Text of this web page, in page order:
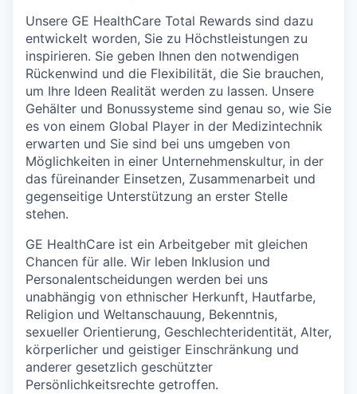
Unsere GE HealthCare Total Rewards sind dazu
entwickelt worden, Sie zu Höchstleistungen zu
inspirieren. Sie geben Ihnen den notwendigen
Rückenwind und die Flexibilität, die Sie brauchen,
um Ihre Ideen Realität werden zu lassen. Unsere
Gehälter und Bonussysteme sind genau so, wie Sie
es von einem Global Player in der Medizintechnik
erwarten und Sie sind bei uns umgeben von
Möglichkeiten in einer Unternehmenskultur, in der
das füreinander Einsetzen, Zusammenarbeit und
gegenseitige Unterstützung an erster Stelle
stehen.
GE HealthCare ist ein Arbeitgeber mit gleichen
Chancen für alle. Wir leben Inklusion und
Personalentscheidungen werden bei uns
unabhängig von ethnischer Herkunft, Hautfarbe,
Religion und Weltanschauung, Bekenntnis,
sexueller Orientierung, Geschlechteridentität, Alter,
körperlicher und geistiger Einschränkung und
anderer gesetzlich geschützter
Persönlichkeitsrechte getroffen.